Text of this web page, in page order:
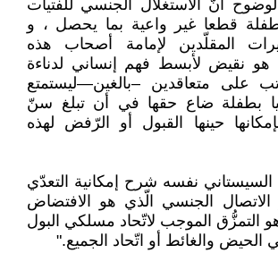
أنّ الاستغلال الجنسي للفتيات
قطعا غير واعية بما يحصل ، و
المقلّدين لإمامة أصحاب هذه
هو نقيض لأبسط فهم إنساني لدناءة
على متعاقدين –بالغين—ليستمتع
بطفلة ضاع حقها في أن تبلغ سنّ
حينها القبول أو الرّفض لهذه
نفسه شرح إمكانية التعدّي
الجنسي الّذي هو الافتضاض
التمزُّق الموجب لاتّحاد مسلكي البول
والغائط أو اتّحاد الجميع."